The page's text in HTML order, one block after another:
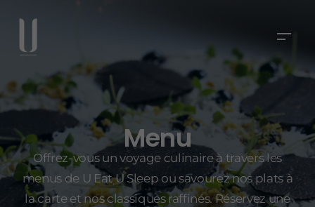
Menu
Offrez-vous un voyage culinaire à travers les
menus de U Eat U Sleep ou savourez nos plats à
la carte et nos classiques raffinés. Réservez une